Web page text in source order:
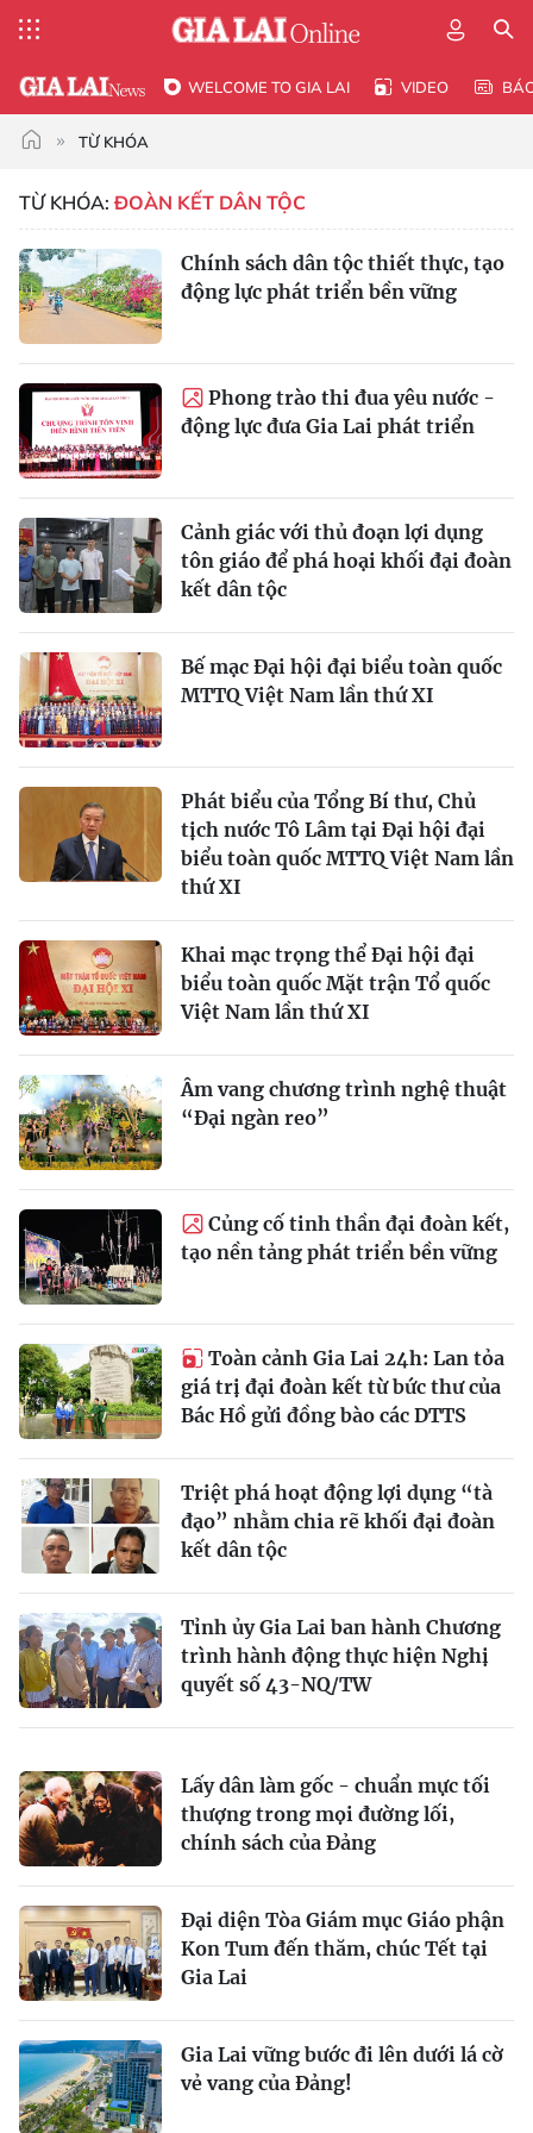
WELCOME TO GIA LAI VIDEO
TỪ KHÓA
TỪ KHÓA: ĐOÀN KẾT DÂN TỘC
Chính sách dân tộc thiết thực, tạo
động lực phát triển bền vững
Phong trào thi đua yêu nước -
động lực đưa Gia Lai phát triển
Cảnh giác với thủ đoạn lợi dụng
tôn giáo để phá hoại khối đại đoàn
kết dân tộc
Bế mạc Đại hội đại biểu toàn quốc
MTTQ Việt Nam lần thứ XI
Phát biểu của Tổng Bí thư, Chủ
tịch nước Tô Lâm tại Đại hội đại
biểu toàn quốc MTTQ Việt Nam lần
thứ XI
Khai mạc trọng thể Đại hội đại
biểu toàn quốc Mặt trận Tổ quốc
Việt Nam lần thứ XI
Âm vang chương trình nghệ thuật
“Đại ngàn reo”
Củng cố tinh thần đại đoàn kết,
tạo nền tảng phát triển bền vững
Toàn cảnh Gia Lai 24h: Lan tỏa
giá trị đại đoàn kết từ bức thư của
Bác Hồ gửi đồng bào các DTTS
Triệt phá hoạt động lợi dụng “tà
đạo” nhằm chia rẽ khối đại đoàn
kết dân tộc
Tỉnh ủy Gia Lai ban hành Chương
trình hành động thực hiện Nghị
quyết số 43-NQ/TW
Lấy dân làm gốc - chuẩn mực tối
thượng trong mọi đường lối,
chính sách của Đảng
Đại diện Tòa Giám mục Giáo phận
Kon Tum đến thăm, chúc Tết tại
Gia Lai
Gia Lai vững bước đi lên dưới lá cờ
vẻ vang của Đảng!